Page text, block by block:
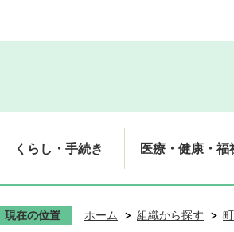
くらし・手続き 医療・健康・福
現在の位置 ホーム 組織から探す